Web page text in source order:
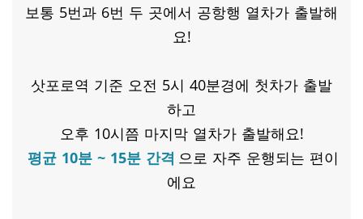
보통 5번과 6번 두 곳에서 공항행 열차가 출발해
요!
​삿포로역 기준 오전 5시 40분경에 첫차가 출발
하고
오후 10시쯤 마지막 열차가 출발해요!
평균 10분 ~ 15분 간격 으로 자주 운행되는 편이
에요